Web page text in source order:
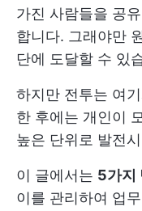
가진 사람들을 공
합니다. 그래야만
단에 도달할 수 있
하지만 전투는 여
한 후에는 개인이
높은 단위로 발전
이 글에서는 5가지
이를 관리하여 업